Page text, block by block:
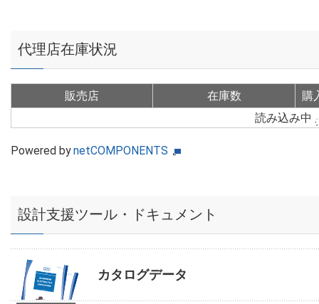
代理店在庫状況
販売店 在庫数
購
読み込み中
Powered bynetCOMPONENTS
設計支援ツール・ドキュメント
カタログデータ